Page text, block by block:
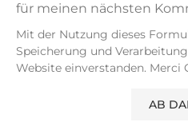
für meinen nächsten
Mit der Nutzung dieses
Speicherung und
Website einverstanden. Merci